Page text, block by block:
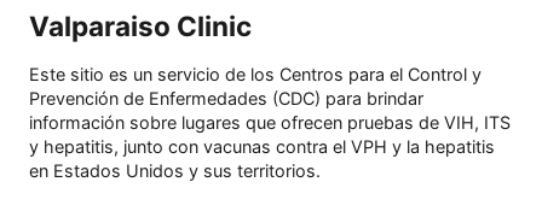
Valparaiso Clinic
Este sitio es un servicio de los Centros para el Control y
Prevención de Enfermedades (CDC) para brindar
información sobre lugares que ofrecen pruebas de VIH, ITS
y hepatitis, junto con vacunas contra el VPH y la hepatitis
en Estados Unidos y sus territorios.